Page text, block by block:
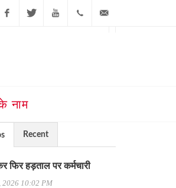
नाम
Recent
फिर हड़ताल पर कर्मचारी
2026 10:02 PM